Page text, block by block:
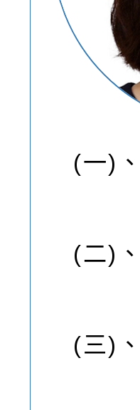
(一)、
(二)、
(三)、